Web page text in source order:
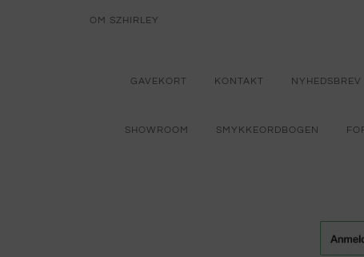
OM SZHIRLEY
GAVEKORT KONTAKT NYHEDSBREV
SHOWROOM SMYKKEORDBOGEN